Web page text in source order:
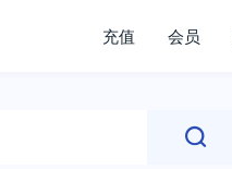
充值 会员